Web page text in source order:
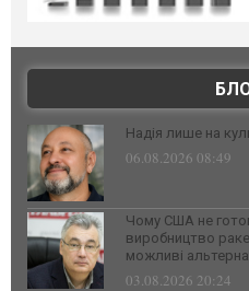
Надія лише на
06.08.2026 08:49
Чому США не
виробництво
можливі
03.08.2026 20:24